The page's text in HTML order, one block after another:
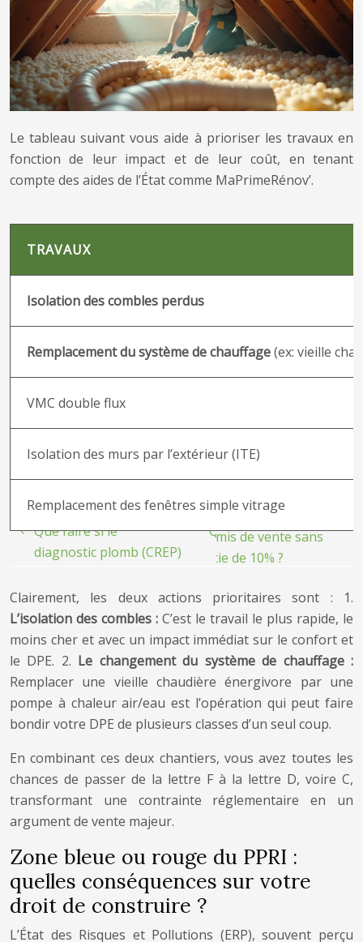
Le tableau suivant vous aide à prioriser les travaux en
fonction de leur impact et de leur coût, en tenant
compte des aides de l’État comme MaPrimeRénov’.
TRAVAUX
Isolation des combles perdus
Remplacement du système de chauffage(ex: vieille
VMC double flux
Isolation des murs par l’extérieur (ITE)
Remplacement des fenêtres simple vitrage
Clairement, les deux actions prioritaires sont : 1.
L’isolation des combles : C’est le travail le plus rapide, le
moins cher et avec un impact immédiat sur le confort et
le DPE. 2. Le changement du système de chauffage :
Remplacer une vieille chaudière énergivore par une
pompe à chaleur air/eau est l’opération qui peut faire
bondir votre DPE de plusieurs classes d’un seul coup.
En combinant ces deux chantiers, vous avez toutes les
chances de passer de la lettre F à la lettre D, voire C,
transformant une contrainte réglementaire en un
argument de vente majeur.
Zone bleue ou rouge du PPRI :
quelles conséquences sur votre
droit de construire ?
L’État des Risques et Pollutions (ERP), souvent perçu